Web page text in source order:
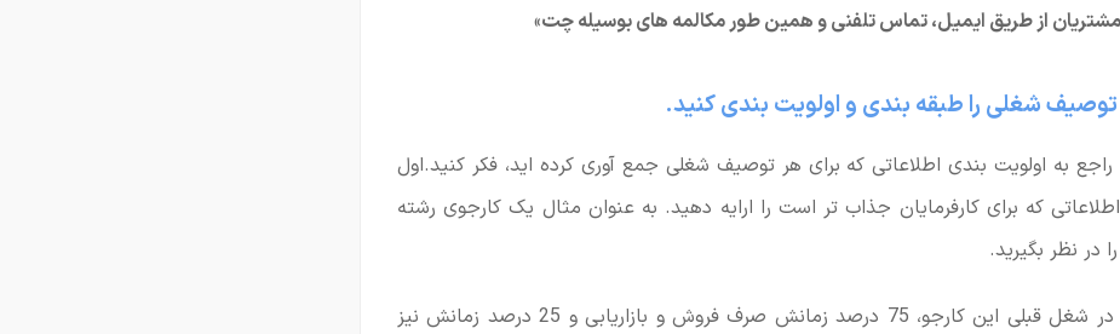
از طریق ایمیل، تماس تلفنی و همین طور مکالمه های بوسیله چت»
شغلی را طبقه بندی و اولویت بندی کنید.
به اولویت بندی اطلاعاتی که برای هر توصیف شغلی جمع آوری کرده اید، فکر کنید.اول
که برای کارفرمایان جذاب تر است را ارایه دهید. به عنوان مثال یک کارجوی رشته
در نظر بگیرید.
فرض کنید که در شغل قبلی این کارجو، 75 درصد زمانش صرف فروش و بازاریابی و 25 درصد زمانش نیز